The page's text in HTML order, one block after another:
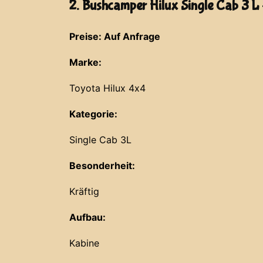
2. Bushcamper Hilux Single Cab 3
Preise: Auf Anfrage
Marke:
Toyota Hilux 4x4
Kategorie:
Single Cab 3L
Besonderheit:
Kräftig
Aufbau:
Kabine